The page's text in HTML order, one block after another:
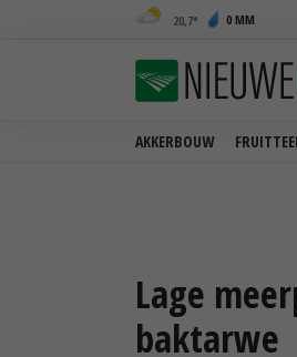
20,7 0 MM
AKKERBOUW
Lage
baktarwe